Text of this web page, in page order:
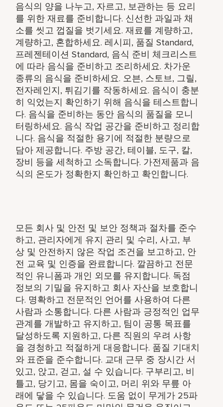
음식의 양을 나누고, 자르고, 보관하는 등 요리
를 위한 재료를 준비합니다. 신선한 과일과 채
소를 씻고 껍질을 벗기세요. 재료를 계량하고,
계량하고, 혼합하세요. 레시피, 품질 Standard,
프레젠테이션 Standard, 음식 준비 체크리스트
에 따라 음식을 준비하고 조리하세요. 차가운
종류의 음식을 준비하세요. 오븐, 스토브, 그릴,
전자레인지, 튀김기를 작동하세요. 음식이 충분
히 익었는지 확인하기 위해 음식을 테스트합니
다. 음식을 준비하는 동안 음식의 품질을 모니
터링하세요. 음식 작업 공간을 준비하고 정리합
니다. 음식을 적절한 용기에 적절한 분량으로
담아 제공합니다. 주방 공간, 테이블, 도구, 칼,
장비 등을 세척하고 소독합니다. 가전제품과 음
식의 온도가 정확한지 확인하고 확인합니다.
모든 회사 및 안전 및 보안 정책과 절차를 준수
하고, 관리자에게 유지 관리 및 수리, 사고, 부
상 및 안전하지 않은 작업 조건을 보고하고, 안
전 교육 및 인증을 완료합니다. 깔끔하고 전문
적인 유니폼과 개인 외모를 유지합니다. 독점
정보의 기밀을 유지하고 회사 자산을 보호합니
다. 명확하고 전문적인 언어를 사용하여 다른
사람과 소통합니다. 다른 사람과 긍정적인 업무
관계를 개발하고 유지하고, 팀이 공통 목표를
달성하도록 지원하고, 다른 직원의 우려 사항
을 경청하고 적절하게 대응합니다. 품질 기대치
와 표준을 준수합니다. 교대 근무 중 장시간 서
있고, 앉고, 걷고, 설 수 있습니다. 구부리고, 비
틀고, 당기고, 몸을 숙이고, 머리 위와 무릎 아
래에 닿을 수 있습니다. 도움 없이 무게가 25파